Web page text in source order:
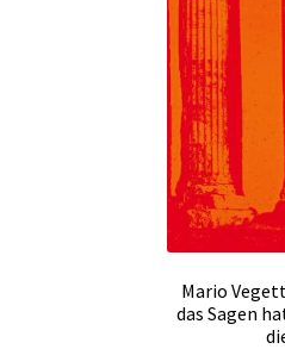
Mario
das Sagen